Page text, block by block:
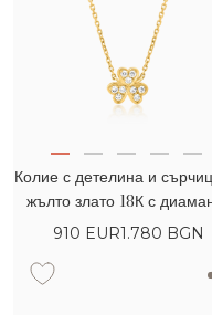
Колие с детелина и
жълто злато 18К с
0.062гкт
910 EUR1.780 BGN